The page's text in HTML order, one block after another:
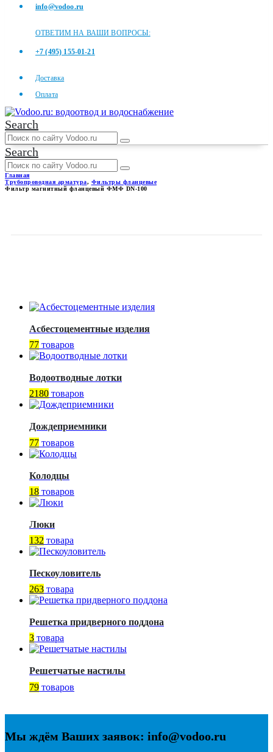
info@vodoo.ru
ОТВЕТИМ НА ВАШИ ВОПРОСЫ:
+7 (495) 155-01-21
Доставка
Оплата
Search
Search
Главная
Трубопроводная арматура, Фильтры фланцевые
Фильтр магнитный фланцевый ФМФ DN-100
Асбестоцементные изделия
77 товаров
Водоотводные лотки
2180 товаров
Дождеприемники
77 товаров
Колодцы
18 товаров
Люки
132 товара
Пескоуловитель
263 товара
Решетка придверного поддона
3 товара
Решетчатые настилы
79 товаров
Мы ждём Ваших заявок: info@vodoo.ru